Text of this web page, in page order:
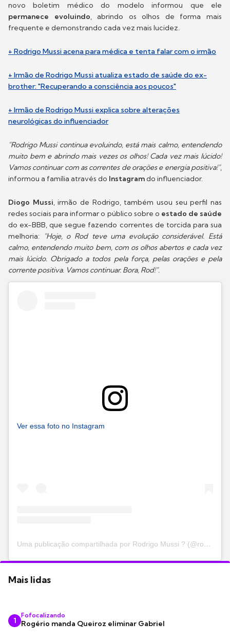
novo boletim médico do modelo informou que ele
permanece evoluindo, abrindo os olhos de forma mais
frequente e demonstrando cada vez mais lucidez.
+ Rodrigo Mussi acena para médica e tenta falar com o irmão
+ Irmão de Rodrigo Mussi atualiza estado de saúde do ex-
brother: "Recuperando a consciência aos poucos"
+ Irmão de Rodrigo Mussi explica sobre alterações
neurológicas do influenciador
"Rodrigo Mussi continua evoluindo, está mais calmo, entendendo
muito bem e abrindo mais vezes os olhos! Cada vez mais lúcido!
Vamos continuar com as correntes de orações e energia positiva!",
informou a família através do Instagramdo influenciador.
Diogo Mussi, irmão de Rodrigo, também usou seu perfil nas
redes sociais para informar o público sobre o estado de saúde
do ex-BBB, que segue fazendo correntes de torcida para sua
melhoria: "Hoje, o Rod teve uma evolução considerável. Está
calmo, entendendo muito bem, com os olhos abertos e cada vez
mais lúcido. Obrigado a todos pela força, pelas orações e pela
corrente positiva. Vamos continuar. Bora, Rod!".
Ver essa foto no Instagram
Uma publicação compartilhada por Rodrigo Mussi ? (@rodrigo.mussi)
Mais lidas
1
Fofocalizando
Rogério manda Queiroz eliminar Gabriel